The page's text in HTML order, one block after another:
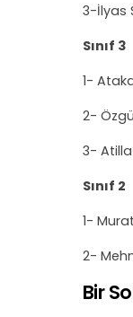
3-İlyas
Sınıf 3
1-
2-
3-
Sınıf 2
1-
2-
Bir